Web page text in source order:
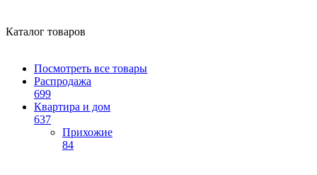
Каталог товаров
Посмотреть все товары
Распродажа
699
Квартира и дом
637
Прихожие
84